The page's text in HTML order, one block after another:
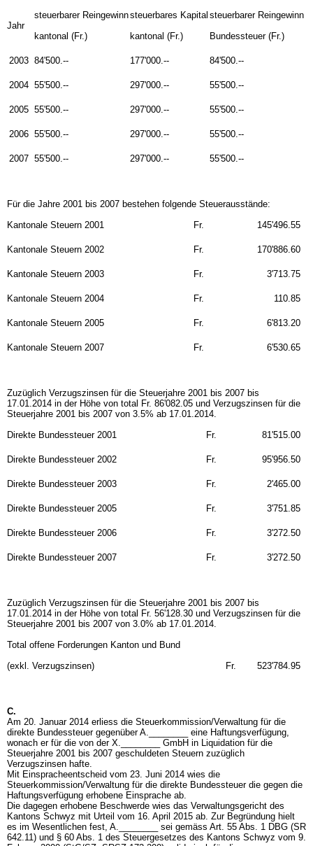
Jahr
steuerbarer Reingewinn
kantonal (Fr.)
steuerbares Kapital
kantonal (Fr.)
steuerbarer Reingewinn
Bundessteuer (Fr.)
2003 84'500.-- 177'000.-- 84'500.--
2004 55'500.-- 297'000.-- 55'500.--
2005 55'500.-- 297'000.-- 55'500.--
2006 55'500.-- 297'000.-- 55'500.--
2007 55'500.-- 297'000.-- 55'500.--
Für die Jahre 2001 bis 2007 bestehen folgende Steuerausstände:
Kantonale Steuern 2001
Fr. 145'496.55
Kantonale Steuern 2002 Fr. 170'886.60
Kantonale Steuern 2003 Fr. 3'713.75
Kantonale Steuern 2004 Fr. 110.85
Kantonale Steuern 2005 Fr. 6'813.20
Kantonale Steuern 2007 Fr. 6'530.65
Zuzüglich Verzugszinsen für die Steuerjahre 2001 bis 2007 bis
17.01.2014 in der Höhe von total Fr. 86'082.05 und Verzugszinsen für die
Steuerjahre 2001 bis 2007 von 3.5% ab 17.01.2014.
Direkte Bundessteuer 2001
Fr. 81'515.00
Direkte Bundessteuer 2002 Fr. 95'956.50
Direkte Bundessteuer 2003 Fr. 2'465.00
Direkte Bundessteuer 2005 Fr. 3'751.85
Direkte Bundessteuer 2006 Fr. 3'272.50
Direkte Bundessteuer 2007 Fr. 3'272.50
Zuzüglich Verzugszinsen für die Steuerjahre 2001 bis 2007 bis
17.01.2014 in der Höhe von total Fr. 56'128.30 und Verzugszinsen für die
Steuerjahre 2001 bis 2007 von 3.0% ab 17.01.2014.
Total offene Forderungen Kanton und Bund
(exkl. Verzugszinsen)
Fr. 523'784.95
C.
Am 20. Januar 2014 erliess die Steuerkommission/Verwaltung für die
direkte Bundessteuer gegenüber A.________ eine Haftungsverfügung,
wonach er für die von der X.________ GmbH in Liquidation für die
Steuerjahre 2001 bis 2007 geschuldeten Steuern zuzüglich
Verzugszinsen hafte.
Mit Einspracheentscheid vom 23. Juni 2014 wies die
Steuerkommission/Verwaltung für die direkte Bundessteuer die gegen die
Haftungsverfügung erhobene Einsprache ab.
Die dagegen erhobene Beschwerde wies das Verwaltungsgericht des
Kantons Schwyz mit Urteil vom 16. April 2015 ab. Zur Begründung hielt
es im Wesentlichen fest, A.________ sei gemäss Art. 55 Abs. 1 DBG (SR
642.11) und § 60 Abs. 1 des Steuergesetzes des Kantons Schwyz vom 9.